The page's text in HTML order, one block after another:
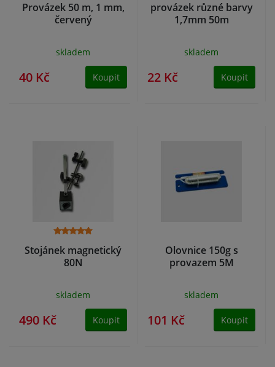
Provázek 50 m, 1 mm,
červený
skladem
40 Kč Koupit
provázek různé barvy
1,7mm 50m
skladem
22 Kč Koupit
Stojánek magnetický
80N
skladem
490 Kč Koupit
Olovnice 150g s
provazem 5M
skladem
101 Kč Koupit